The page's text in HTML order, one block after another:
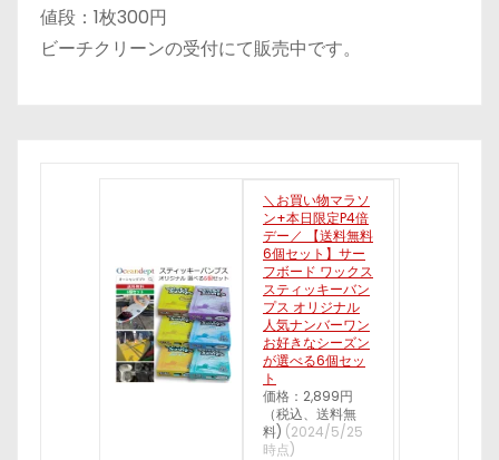
値段：1枚300円
ビーチクリーンの受付にて販売中です。
＼お買い物マラソ
ン+本日限定P4倍
デー／ 【送料無料
6個セット】サー
フボード ワックス
スティッキーバン
プス オリジナル
人気ナンバーワン
お好きなシーズン
が選べる6個セッ
ト
価格：2,899円
（税込、送料無
料) (2024/5/25
時点)